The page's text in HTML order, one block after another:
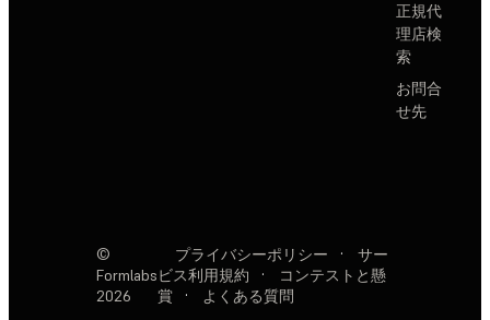
正規代
理店検
索
お問合
せ先
©
Formlabs
2026
プライバシーポリシー ·
サー
ビス利用規約
·
コンテストと懸
賞
· よくある質問